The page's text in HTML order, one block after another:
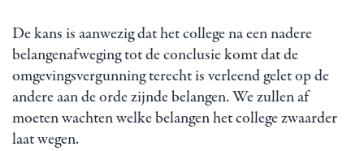
De kans is aanwezig dat het college na een nadere
belangenafweging tot de conclusie komt dat de
omgevingsvergunning terecht is verleend gelet op de
andere aan de orde zijnde belangen. We zullen af
moeten wachten welke belangen het college zwaarder
laat wegen.